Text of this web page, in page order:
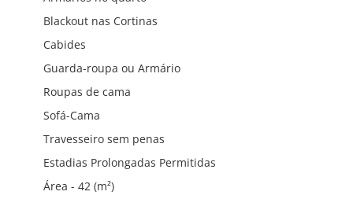
Blackout nas Cortinas
Cabides
Guarda-roupa ou Armário
Roupas de cama
Sofá-Cama
Travesseiro sem penas
Estadias Prolongadas Permitidas
Área - 42 (m²)